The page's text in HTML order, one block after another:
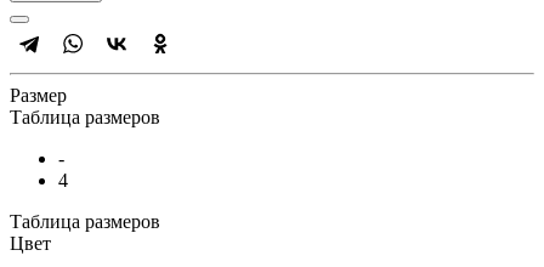
Размер
Таблица размеров
-
4
Таблица размеров
Цвет